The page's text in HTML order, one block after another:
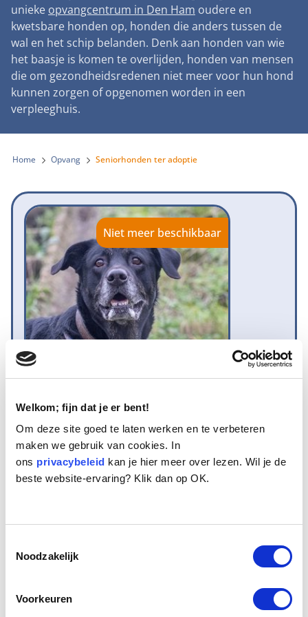
Welkom; fijn dat je er bent!
Om deze site goed te laten werken en te verbeteren
maken we gebruik van cookies. In
ons privacybeleid kan je hier meer over lezen. Wil je de
beste website-ervaring? Klik dan op OK.
Noodzakelijk
Voorkeuren
Landelijke registratie bijtincidenten
Verantwoord fokbeleid
Landelijk vuurwerkverbod
Verplichte pre-aanschaf cursus
Gemeentelijk meldpunt bijtincidenten
Bescherming tegen grasaren
Lezingen
Symposium Gemeentelijk Dierenbeleid
Teken onze petitie
Steun als bedrijf
Adopteer een seniorhond
Sponsor een seniorhond
Steun als vrijwilliger
Honden voor Honden Loop
Vraag een donatiebox aan
Wat wij doen
Onze organisatie
Samenwerking
Jaarverslag
Vacatures
Donateursmagazine Hond
Onze successen voor honden
Contactgegevens
Pers
Nieuws
Nieuwsbrief
Incassodata
Zoeken
unieke opvangcentrum in Den Ham oudere en
kwetsbare honden op, honden die anders tussen de
wal en het schip belanden. Denk aan honden van wie
het baasje is komen te overlijden, honden van mensen
die om gezondheidsredenen niet meer voor hun hond
kunnen zorgen of opgenomen worden in een
verpleeghuis.
Home Opvang Seniorhonden ter adoptie
Niet meer beschikbaar
Naam: Karma
Leeftijd: 11
Ras/type: Bastaard
Geslacht: Teef
Karma is een krachtige en stoer uitziende teef van 11 jaar oud. Het
grootste deel van haar leven bracht zij door op een groot erf en